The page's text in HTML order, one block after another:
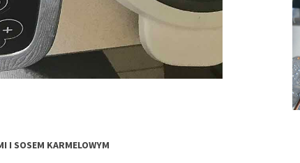
I SOSEM KARMELOWYM